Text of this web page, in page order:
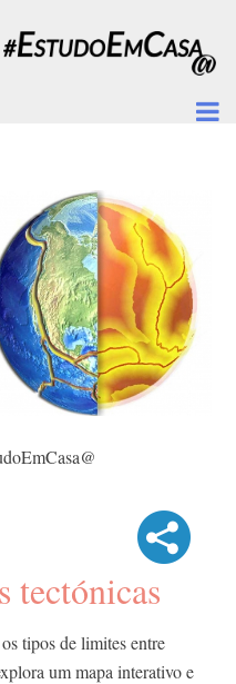
tectónicas
tipos de limites entre
um mapa interativo e